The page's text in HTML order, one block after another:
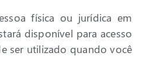
física ou jurídica em
disponível para acesso
ser utilizado quando você